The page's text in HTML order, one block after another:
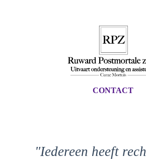
CONTACT
"Iedereen heeft